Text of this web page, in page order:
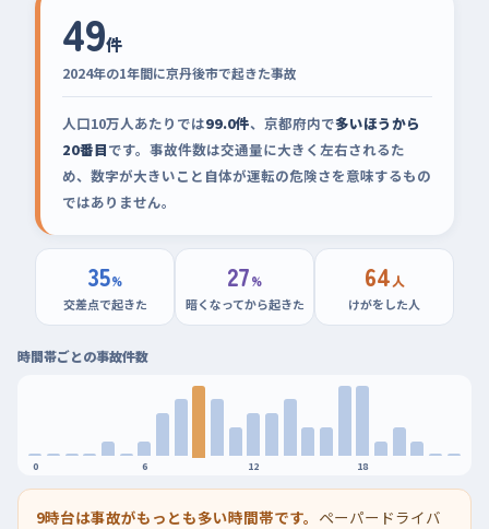
49件
2024年の1年間に京丹後市で起きた事故
人口10万人あたりでは99.0件、京都府内で多いほうから
20番目です。事故件数は交通量に大きく左右されるた
め、数字が大きいこと自体が運転の危険さを意味するもの
ではありません。
35%
交差点で起きた
27%
暗くなってから起きた
64人
けがをした人
時間帯ごとの事故件数
0 6 12 18
9時台は事故がもっとも多い時間帯です。 ペーパードライバ